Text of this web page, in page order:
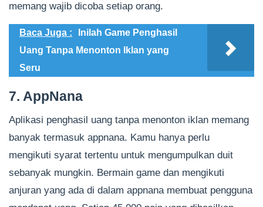
memang wajib dicoba setiap orang.
Baca Juga :
Inilah Game Penghasil
Uang Tanpa Menonton Iklan yang
Seru
7. AppNana
Aplikasi penghasil uang tanpa menonton iklan memang
banyak termasuk appnana. Kamu hanya perlu
mengikuti syarat tertentu untuk mengumpulkan duit
sebanyak mungkin. Bermain game dan mengikuti
anjuran yang ada di dalam appnana membuat pengguna